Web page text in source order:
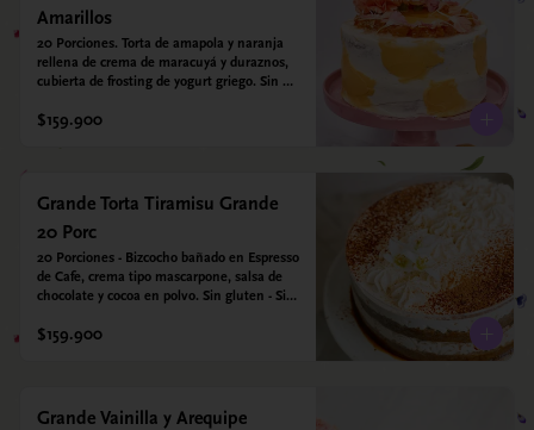
Amarillos
20 Porciones. Torta de amapola y naranja
rellena de crema de maracuyá y duraznos,
cubierta de frosting de yogurt griego. Sin
$159.900
Grande Torta Tiramisu Grande
20 Porc
20 Porciones - Bizcocho bañado en Espresso
de Cafe, crema tipo mascarpone, salsa de
chocolate y cocoa en polvo. Sin gluten - Sin
$159.900
Grande Vainilla y Arequipe